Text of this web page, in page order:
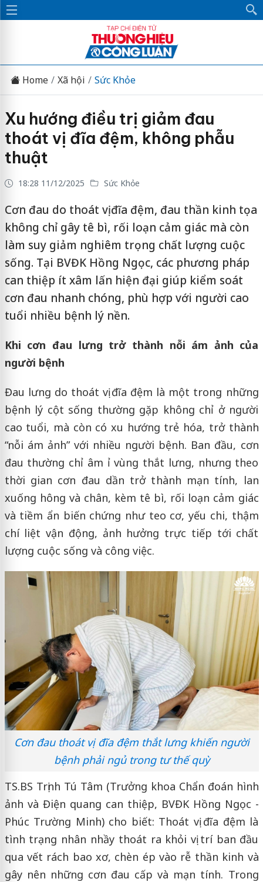
Home Xã hội Sức Khỏe
Xu hướng điều trị giảm đau
thoát vị đĩa đệm, không phẫu
thuật
18:28 11/12/2025 Sức Khỏe
Cơn đau do thoát vị đĩa đệm, đau thần kinh tọa
không chỉ gây tê bì, rối loạn cảm giác mà còn
làm suy giảm nghiêm trọng chất lượng cuộc
sống. Tại BVĐK Hồng Ngọc, các phương pháp
can thiệp ít xâm lấn hiện đại giúp kiểm soát
cơn đau nhanh chóng, phù hợp với người cao
tuổi nhiều bệnh lý nền.
Khi cơn đau lưng trở thành nỗi ám ảnh của
người bệnh
Đau lưng do thoát vị đĩa đệm là một trong những
bệnh lý cột sống thường gặp không chỉ ở người
cao tuổi, mà còn có xu hướng trẻ hóa, trở thành
“nỗi ám ảnh” với nhiều người bệnh. Ban đầu, cơn
đau thường chỉ âm ỉ vùng thắt lưng, nhưng theo
thời gian cơn đau dần trở thành mạn tính, lan
xuống hông và chân, kèm tê bì, rối loạn cảm giác
và tiềm ẩn biến chứng như teo cơ, yếu chi, thậm
chí liệt vận động, ảnh hưởng trực tiếp tới chất
lượng cuộc sống và công việc.
Cơn đau thoát vị đĩa đệm thắt lưng khiến người
bệnh phải ngủ trong tư thế quỳ
TS.BS Trịnh Tú Tâm (Trưởng khoa Chẩn đoán hình
ảnh và Điện quang can thiệp, BVĐK Hồng Ngọc -
Phúc Trường Minh) cho biết: Thoát vị đĩa đệm là
tình trạng nhân nhầy thoát ra khỏi vị trí ban đầu
qua vết rách bao xơ, chèn ép vào rễ thần kinh và
gây nên những cơn đau cấp và mạn tính. Trong